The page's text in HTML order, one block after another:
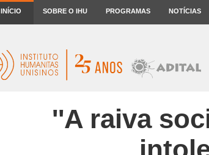
INÍCIO SOBRE O IHU PROGRAMAS NOTÍCIAS
''A raiva